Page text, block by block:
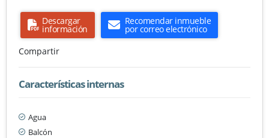
Descargar
información
Recomendar inmueble
por correo electrónico
Compartir
Características internas
Agua
Balcón